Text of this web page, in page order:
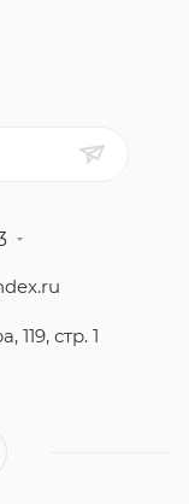
119, стр. 1